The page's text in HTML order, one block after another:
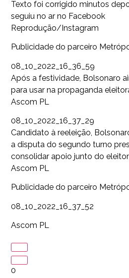
Texto foi corrigido minutos
seguiu no ar no Facebook
Reprodução/Instagram
Publicidade do parceiro
08_10_2022_16_36_59
Após a festividade, Bolsonaro
para usar na propaganda
Ascom PL
08_10_2022_16_37_29
Candidato à reeleição,
a disputa do segundo turno
consolidar apoio junto do
Ascom PL
Publicidade do parceiro
08_10_2022_16_37_52
Ascom PL
0